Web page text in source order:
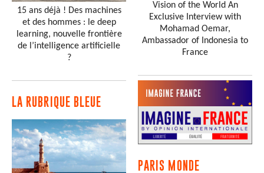
15 ans déjà ! Des machines
et des hommes : le deep
learning, nouvelle frontière
de l’intelligence artificielle
?
LA RUBRIQUE BLEUE
Vision of the World An
Exclusive Interview with
Mohamad Oemar,
Ambassador of Indonesia to
France
PARIS MONDE